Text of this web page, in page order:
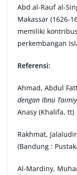
Abd al-Rauf al-
Makassar (1626-
memiliki
perkembangan
Referensi:
Ahmad, Abdul
dengan Ibnu
Anasy (Khalifa, tt)
Rakhmat,
(Bandung :
Al-Mardiny,